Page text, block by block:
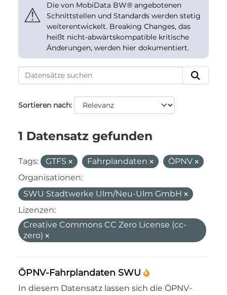
⚠
Die von MobiData BW® angebotenen
Schnittstellen und Standards werden stetig
weiterentwickelt. Breaking Changes, das
heißt nicht-abwärtskompatible kritische
Änderungen, werden hier dokumentiert.
Sortieren nach
1 Datensatz gefunden
Tags: GTFS Fahrplandaten
ÖPNV
Organisationen:
SWU Stadtwerke Ulm/Neu-Ulm GmbH
Lizenzen:
Creative Commons CC Zero License (cc-
zero)
ÖPNV-Fahrplandaten SWU
In diesem Datensatz lassen sich die ÖPNV-